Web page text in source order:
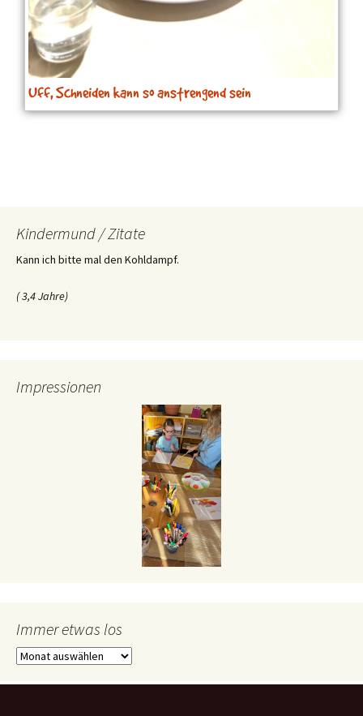
Uff, Schneiden kann so anstrengend sein
Kindermund / Zitate
Kann ich bitte mal den Kohldampf.
( 3,4 Jahre)
Impressionen
Immer etwas los
Immer
los